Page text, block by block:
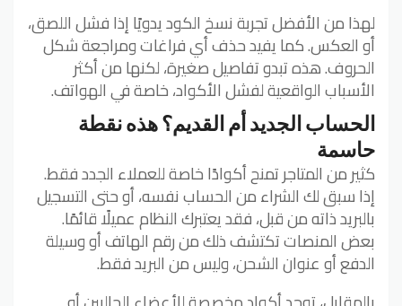
لهذا من الأفضل تجربة نسخ الكود يدويًا إذا فشل اللصق،
أو العكس. كما يفيد حذف أي فراغات ومراجعة شكل
الحروف. هذه تبدو تفاصيل صغيرة، لكنها من أكثر
الأسباب الواقعية لفشل الأكواد، خاصة في الهواتف.
الحساب الجديد أم القديم؟ هذه نقطة
حاسمة
كثير من المتاجر تمنح أكوادًا خاصة للعملاء الجدد فقط.
إذا سبق لك الشراء من الحساب نفسه، أو حتى التسجيل
بالبريد ذاته من قبل، فقد يعتبرك النظام عميلًا قائمًا.
بعض المنصات تكتشف ذلك من رقم الهاتف أو وسيلة
الدفع أو عنوان الشحن، وليس من البريد فقط.